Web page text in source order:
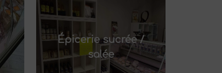
Épicerie sucrée /
salée
salée
Découvrez notre
épicerie sucrée
et salée à Saint-Saulve
Confitures artisanales,
conserves maison, plats
préparés et bien d'autres